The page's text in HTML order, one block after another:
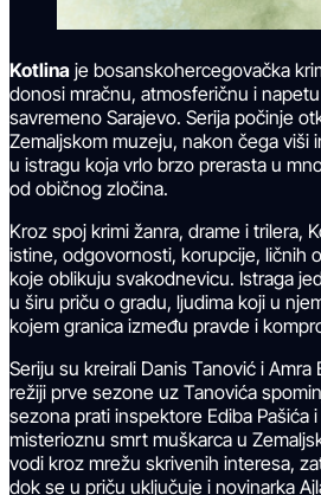
Kotlina je bosanskohercegovačka
donosi mračnu, atmosferičnu i
savremeno Sarajevo. Serija počinje
Zemaljskom muzeju, nakon čega viši
u istragu koja vrlo brzo prerasta u
od običnog zločina.
Kroz spoj krimi žanra, drame i trilera,
istine, odgovornosti, korupcije, ličnih
koje oblikuju svakodnevicu. Istraga
u širu priču o gradu, ljudima koji u
kojem granica između pravde i
Seriju su kreirali Danis Tanović i
režiji prve sezone uz Tanovića
sezona prati inspektore Ediba Pašića
misterioznu smrt muškarca u
vodi kroz mrežu skrivenih interesa,
dok se u priču uključuje i novinarka